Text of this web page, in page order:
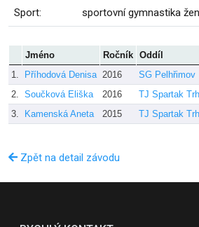
Sport: sportovní gymnastika žen
Jméno Ročník Oddíl
1.
Příhodová Denisa 2016 SG Pelhřimov
2. Součková Eliška 2016 TJ Spartak
3.
Kamenská Aneta 2015 TJ Spartak
Zpět na detail závodu